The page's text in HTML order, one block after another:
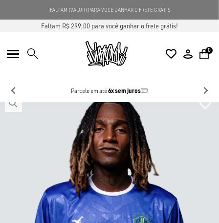
FALTAM {VALOR} PARA VOCÊ GANHAR O FRETE GRÁTIS!
Faltam R$ 299,00 para você ganhar o frete grátis!
0
Parcele em até6x sem juros